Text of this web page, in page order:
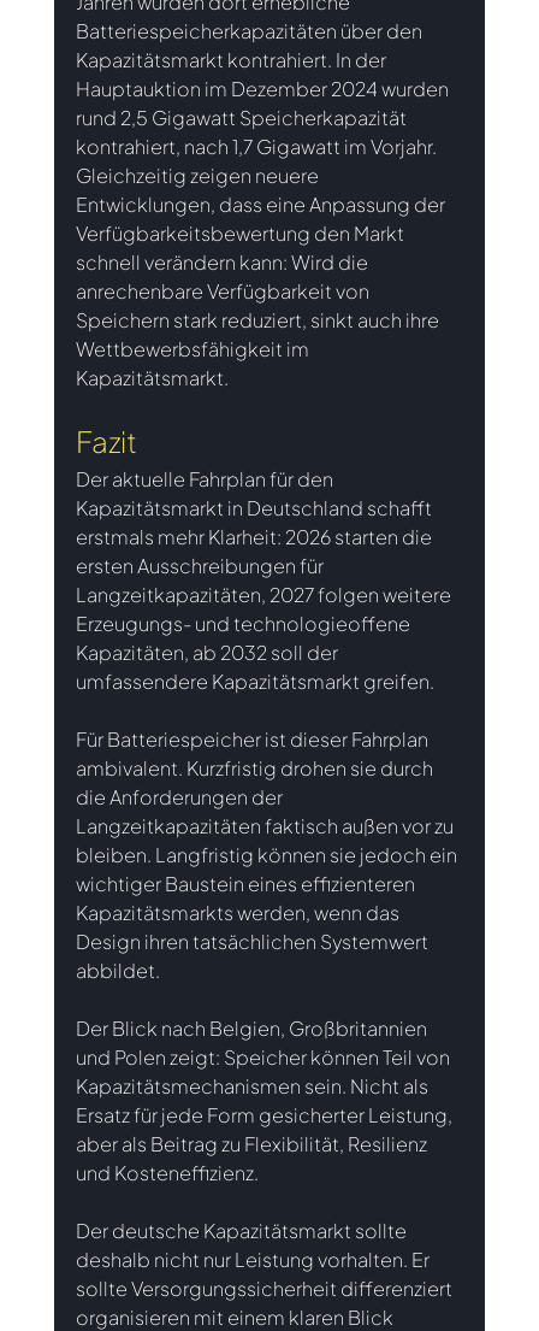
Batteriespeicherkapazitäten über den
Kapazitätsmarkt kontrahiert. In der
Hauptauktion im Dezember 2024 wurden
rund 2,5 Gigawatt Speicherkapazität
kontrahiert, nach 1,7 Gigawatt im Vorjahr.
Gleichzeitig zeigen neuere
Entwicklungen, dass eine Anpassung der
Verfügbarkeitsbewertung den Markt
schnell verändern kann: Wird die
anrechenbare Verfügbarkeit von
Speichern stark reduziert, sinkt auch ihre
Wettbewerbsfähigkeit im
Kapazitätsmarkt.
Fazit
Der aktuelle Fahrplan für den
Kapazitätsmarkt in Deutschland schafft
erstmals mehr Klarheit: 2026 starten die
ersten Ausschreibungen für
Langzeitkapazitäten, 2027 folgen weitere
Erzeugungs- und technologieoffene
Kapazitäten, ab 2032 soll der
umfassendere Kapazitätsmarkt greifen.
Für Batteriespeicher ist dieser Fahrplan
ambivalent. Kurzfristig drohen sie durch
die Anforderungen der
Langzeitkapazitäten faktisch außen vor zu
bleiben. Langfristig können sie jedoch ein
wichtiger Baustein eines effizienteren
Kapazitätsmarkts werden, wenn das
Design ihren tatsächlichen Systemwert
abbildet.
Der Blick nach Belgien, Großbritannien
und Polen zeigt: Speicher können Teil von
Kapazitätsmechanismen sein. Nicht als
Ersatz für jede Form gesicherter Leistung,
aber als Beitrag zu Flexibilität, Resilienz
und Kosteneffizienz.
Der deutsche Kapazitätsmarkt sollte
deshalb nicht nur Leistung vorhalten. Er
sollte Versorgungssicherheit differenziert
organisieren mit einem klaren Blick